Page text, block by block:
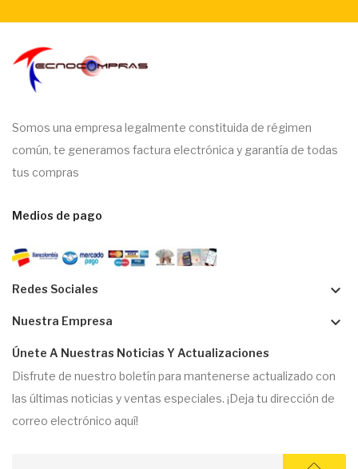
Somos una empresa legalmente constituida de régimen
común, te generamos factura electrónica y garantía de todas
tus compras
Medios de pago
Redes Sociales keyboard_arrow_down
Nuestra Empresa keyboard_arrow_down
Únete A Nuestras Noticias Y Actualizaciones
Disfrute de nuestro boletín para mantenerse actualizado con
las últimas noticias y ventas especiales. ¡Deja tu dirección de
correo electrónico aquí!